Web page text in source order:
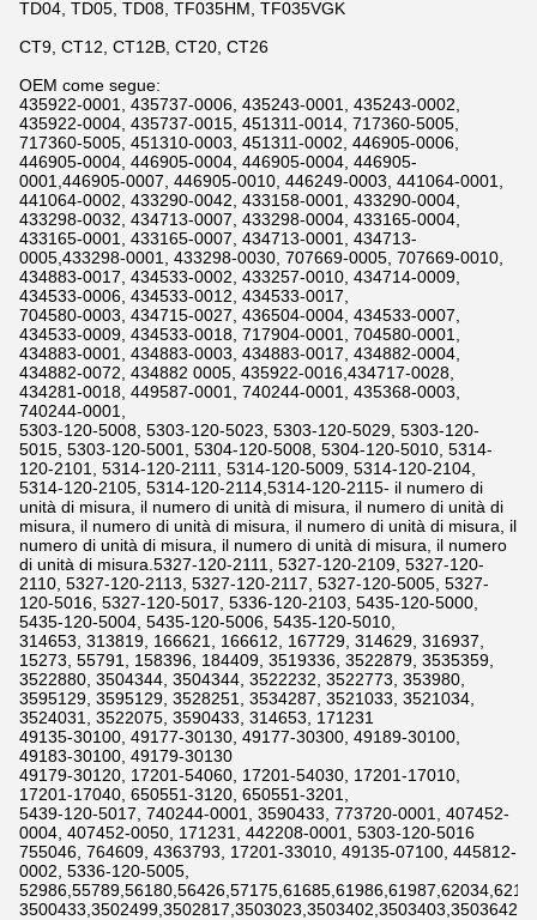
TD04, TD05, TD08, TF035HM, TF035VGK
CT9, CT12, CT12B, CT20, CT26
OEM come segue:
435922-0001, 435737-0006, 435243-0001, 435243-0002,
435922-0004, 435737-0015, 451311-0014, 717360-5005,
717360-5005, 451310-0003, 451311-0002, 446905-0006,
446905-0004, 446905-0004, 446905-0004, 446905-
0001,446905-0007, 446905-0010, 446249-0003, 441064-0001,
441064-0002, 433290-0042, 433158-0001, 433290-0004,
433298-0032, 434713-0007, 433298-0004, 433165-0004,
433165-0001, 433165-0007, 434713-0001, 434713-
0005,433298-0001, 433298-0030, 707669-0005, 707669-0010,
434883-0017, 434533-0002, 433257-0010, 434714-0009,
434533-0006, 434533-0012, 434533-0017,
704580-0003, 434715-0027, 436504-0004, 434533-0007,
434533-0009, 434533-0018, 717904-0001, 704580-0001,
434883-0001, 434883-0003, 434883-0017, 434882-0004,
434882-0072, 434882 0005, 435922-0016,434717-0028,
434281-0018, 449587-0001, 740244-0001, 435368-0003,
740244-0001,
5303-120-5008, 5303-120-5023, 5303-120-5029, 5303-120-
5015, 5303-120-5001, 5304-120-5008, 5304-120-5010, 5314-
120-2101, 5314-120-2111, 5314-120-5009, 5314-120-2104,
5314-120-2105, 5314-120-2114,5314-120-2115- il numero di
unità di misura, il numero di unità di misura, il numero di unità di
misura, il numero di unità di misura, il numero di unità di misura, il
numero di unità di misura, il numero di unità di misura, il numero
di unità di misura.5327-120-2111, 5327-120-2109, 5327-120-
2110, 5327-120-2113, 5327-120-2117, 5327-120-5005, 5327-
120-5016, 5327-120-5017, 5336-120-2103, 5435-120-5000,
5435-120-5004, 5435-120-5006, 5435-120-5010,
314653, 313819, 166621, 166612, 167729, 314629, 316937,
15273, 55791, 158396, 184409, 3519336, 3522879, 3535359,
3522880, 3504344, 3504344, 3522232, 3522773, 353980,
3595129, 3595129, 3528251, 3534287, 3521033, 3521034,
3524031, 3522075, 3590433, 314653, 171231
49135-30100, 49177-30130, 49177-30300, 49189-30100,
49183-30100, 49179-30130
49179-30120, 17201-54060, 17201-54030, 17201-17010,
17201-17040, 650551-3120, 650551-3201,
5439-120-5017, 740244-0001, 3590433, 773720-0001, 407452-
0004, 407452-0050, 171231, 442208-0001, 5303-120-5016
755046, 764609, 4363793, 17201-33010, 49135-07100, 445812-
0002, 5336-120-5005,